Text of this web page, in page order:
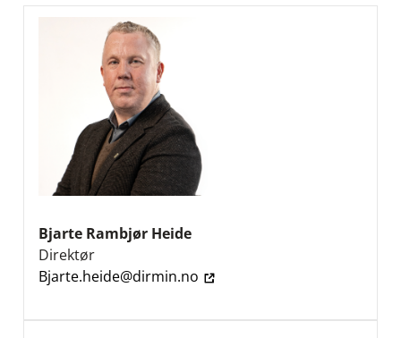
Bjarte Rambjør Heide
Direktør
Bjarte.heide@dirmin.no